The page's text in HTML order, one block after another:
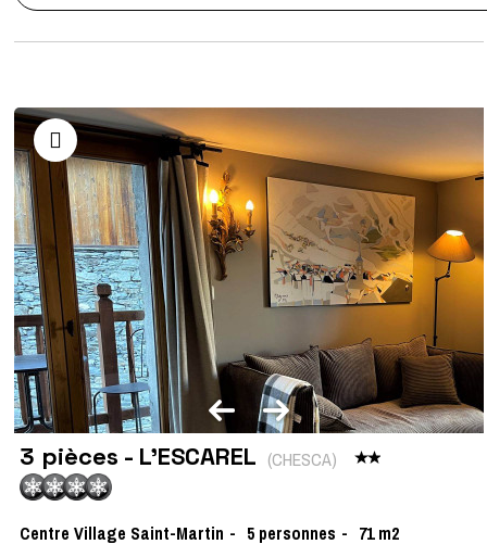
3 pièces - L'ESCAREL (CHESCA)
Centre Village Saint-Martin 5 personnes 71 m2